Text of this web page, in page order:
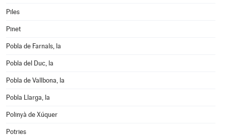
Piles
Pinet
Pobla de Farnals, la
Pobla del Duc, la
Pobla de Vallbona, la
Pobla Llarga, la
Polinyà de Xúquer
Potries